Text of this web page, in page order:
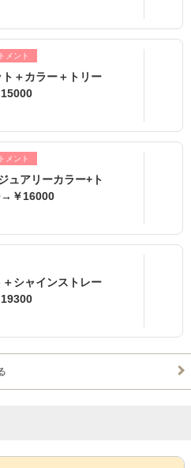
メント
＋カラー＋トリー
メント
ュアリーカラー+ト
￥16000
シャインストレー